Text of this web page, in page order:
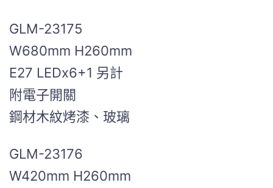
GLM-23175
W680mm H260mm
E27 LEDx6+1 另計
附電子開關
鋼材木紋烤漆、玻璃
GLM-23176
W420mm H260mm